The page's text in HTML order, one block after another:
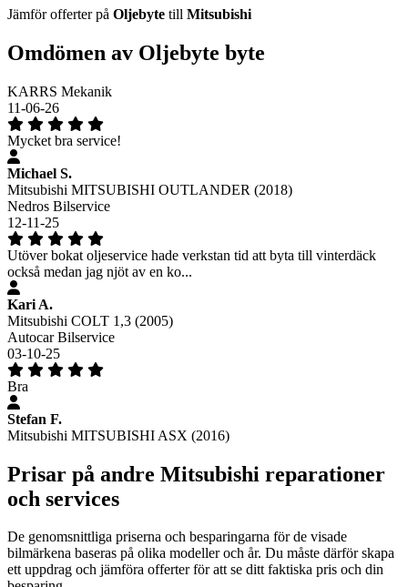
Jämför offerter på Oljebyte till Mitsubishi
Omdömen av Oljebyte byte
KARRS Mekanik
11-06-26
Mycket bra service!
Michael S.
Mitsubishi MITSUBISHI OUTLANDER (2018)
Nedros Bilservice
12-11-25
Utöver bokat oljeservice hade verkstan tid att byta till vinterdäck
också medan jag njöt av en ko...
Kari A.
Mitsubishi COLT 1,3 (2005)
Autocar Bilservice
03-10-25
Bra
Stefan F.
Mitsubishi MITSUBISHI ASX (2016)
Prisar på andre Mitsubishi reparationer
och services
De genomsnittliga priserna och besparingarna för de visade
bilmärkena baseras på olika modeller och år. Du måste därför skapa
ett uppdrag och jämföra offerter för att se ditt faktiska pris och din